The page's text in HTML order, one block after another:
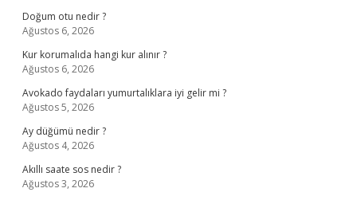
Doğum otu nedir ?
Ağustos 6, 2026
Kur korumalıda hangi kur alınır ?
Ağustos 6, 2026
Avokado faydaları yumurtalıklara iyi gelir mi ?
Ağustos 5, 2026
Ay düğümü nedir ?
Ağustos 4, 2026
Akıllı saate sos nedir ?
Ağustos 3, 2026